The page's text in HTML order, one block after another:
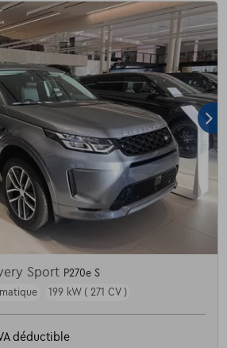
Sport P270e S
199 kW ( 271 CV )
déductible